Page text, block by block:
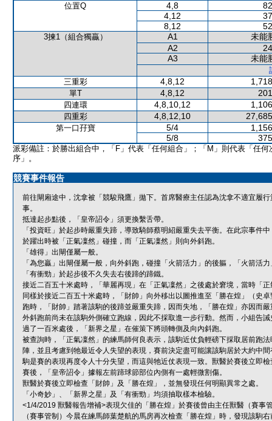
位置Q 4,8
4,12
8,12
3揀1（組合獨贏） A1
未能
A2
A3
未能
三重彩
4,8,12
單T 4,8,12
四連環 4,8,10,12
四重彩 4,8,12,10
第一口孖寶 5/4
5/8
派彩備註：於勝出組合中，「F」代表「任何組合」；「M」則代表「任何
序」。
競賽事件報告
前往閘廂途中，沈拿被「競駿飛鷹」拋下。首席醫療主任認為沈拿不適宜履
事。
抵達起步點後，「皇帝詔令」須更換繫舌帶。
「投資旺」於起步時嚴重失蹄，導致騎師蔡明紹嚴重失去平衡。在此宗事件
於躍出時被「正氣凜然」碰撞，而「正氣凜然」則向外斜跑。
「雄得」出閘僅屬一般。
「為您贏」出閘僅屬一般，向外斜跑，碰撞「火箭活力」的後軀，「火箭活
「有衝勁」於起步後不久失去右後蹄的蹄鐵。
接近二百五十米處時，「華麗再現」在「正氣凜然」之後處於窘境，當時「
同樣於接近二百五十米處時，「財帥」向外移出以圖推進至「勝在煌」（史
跑時，「財帥」踏著該駒的後蹄並嚴重失蹄，因而失地，「勝在煌」亦因而
外斜跑前尚未在該駒外側確立跑線，因此不採取進一步行動。然而，小組告
過了一百米處後，「新界之星」在催策下將頭轉側及向內斜跑。
被查詢時，「正氣凜然」的練馬師何良表示，該駒近仗負輕磅下採取居前跑
陣，並且考慮到牠最近令人失望的表現，賽前決定盡可能讓該駒居於大約中
駒是賽的表現再度令人十分失望，而這與牠近仗表現一致。獸醫於賽後立即
賽後，「皇帝詔令」據報左前蹄球節部位內側有一處輕微割傷。
獸醫於賽後立即檢查「財帥」及「勝在煌」，並無發現任何明顯異常之處。
「小奇妙」、「新界之星」及「有衝勁」均須抽取樣本檢驗。
<1/4/2019 獸醫報告增補>表現欠佳的「勝在煌」於賽後曾由主任獸醫（賽事
（賽事管制）今晨在練馬師葉楚航的馬房再次檢查「勝在煌」時，發現該駒